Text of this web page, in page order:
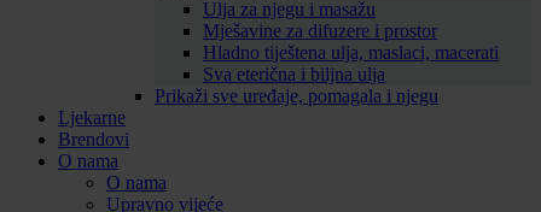
Ulja za njegu i masažu
Mješavine za difuzere i prostor
Hladno tiještena ulja, maslaci, macerati
Sva eterična i biljna ulja
Prikaži sve uređaje, pomagala i njegu
Ljekarne
Brendovi
O nama
O nama
Upravno vijeće